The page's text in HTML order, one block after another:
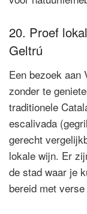
20. Proef
Geltrú
Een bezoek aan
zonder te
traditionele
escalivada
gerecht
lokale wijn. Er
de stad waar je
bereid met